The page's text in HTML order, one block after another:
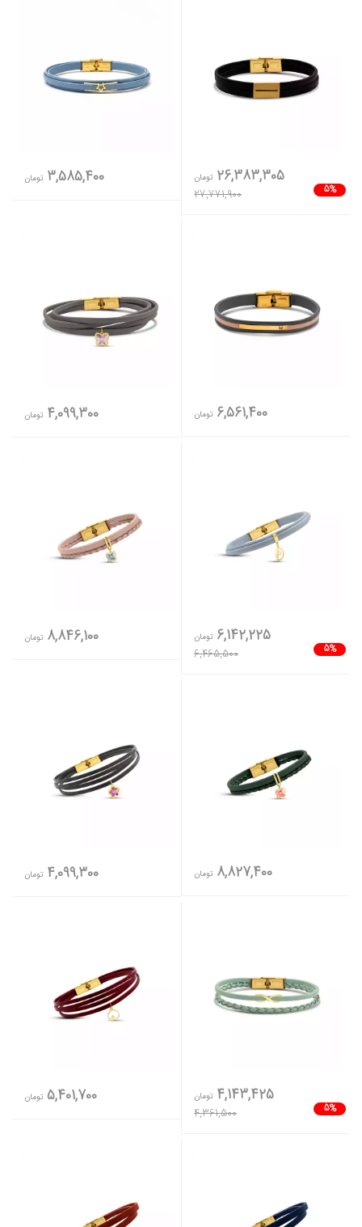
5%
26,383,305 تومان
27,771,900
3,585,400 تومان
6,561,400 تومان 4,099,300 تومان
5%
6,142,225 تومان
6,465,500
8,846,100 تومان
8,827,400 تومان 4,099,300 تومان
5%
4,143,425 تومان
4,361,500
5,401,700 تومان